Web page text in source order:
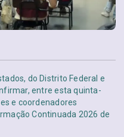
do Distrito Federal e
entre esta quinta-
e coordenadores
Continuada 2026 de